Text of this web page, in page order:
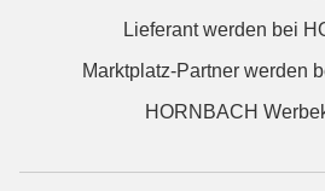
Lieferant werden bei
Marktplatz-Partner werden
HORNBACH